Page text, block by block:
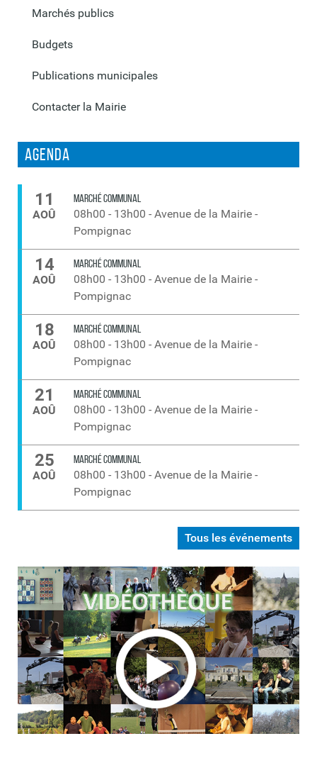
Marchés publics
Budgets
Publications municipales
Contacter la Mairie
Agenda
Tous les événements
11
AOÛ
MARCHÉ COMMUNAL
08h00 - 13h00 - Avenue de la Mairie -
Pompignac
14
AOÛ
MARCHÉ COMMUNAL
08h00 - 13h00 - Avenue de la Mairie -
Pompignac
18
AOÛ
MARCHÉ COMMUNAL
08h00 - 13h00 - Avenue de la Mairie -
Pompignac
21
AOÛ
MARCHÉ COMMUNAL
08h00 - 13h00 - Avenue de la Mairie -
Pompignac
25
AOÛ
MARCHÉ COMMUNAL
08h00 - 13h00 - Avenue de la Mairie -
Pompignac